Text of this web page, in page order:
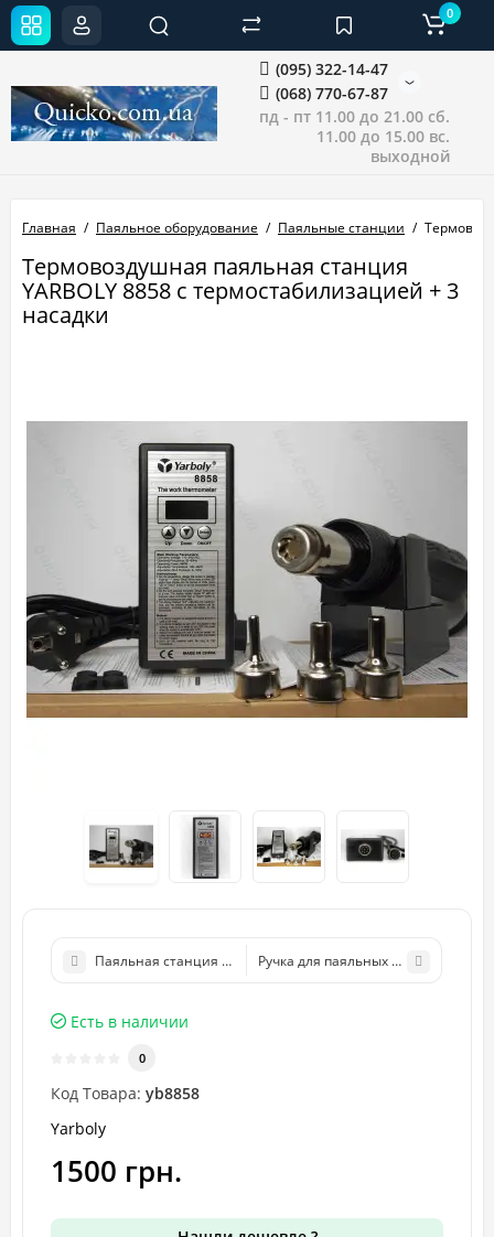
(095) 322-14-47
(068) 770-67-87
пд - пт 11.00 до 21.00 сб.
11.00 до 15.00 вс.
выходной
0
Главная Паяльное оборудование Паяльные станции
Термовоздушная паяльная станция
YARBOLY 8858 с термостабилизацией + 3
насадки
Паяльная станция Quicko T12-959 HAKKO T12 Ручка Метал
Ручка для паяльных станций Quicko
Есть в наличии
0
Код Товара: yb8858
Yarboly
1500 грн.